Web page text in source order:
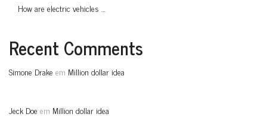
How are electric vehicles …
Recent Comments
Simone Drake em Million dollar idea
Jeck Doe em Million dollar idea